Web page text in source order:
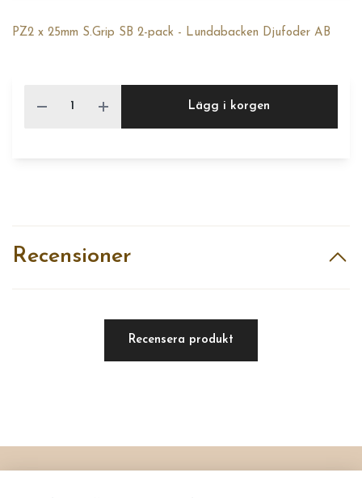
PZ2 x 25mm S.Grip SB 2-pack - Lundabacken Djufoder AB
Lägg i korgen
Recensioner
Recensera produkt